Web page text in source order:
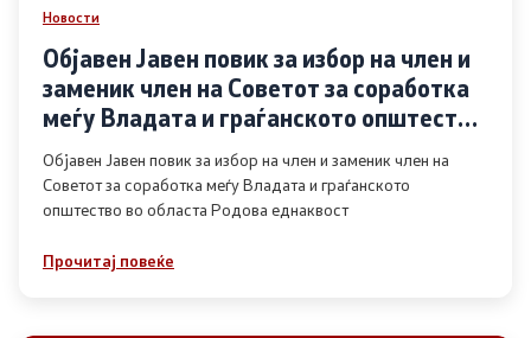
Дијалог меѓу Владата и граѓанскиот сектор
Отворени денови за иницијативи на граѓанските
организации
Финансиска поддршка
Новости
Објавен Јавен повик за избор на член и
заменик член на Советот за соработка
меѓу Владата и граѓанското општество
во областа Родова еднаквост
Објавен Јавен повик за избор на член и заменик член на
Советот за соработка меѓу Владата и граѓанското
општество во областа Родова еднаквост
Прочитај повеќе